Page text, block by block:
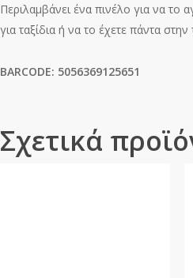
Περιλαμβάνει ένα πινέλο για να το
για ταξίδια ή να το έχετε πάντα
BARCODE: 5056369125651
Σχετικά